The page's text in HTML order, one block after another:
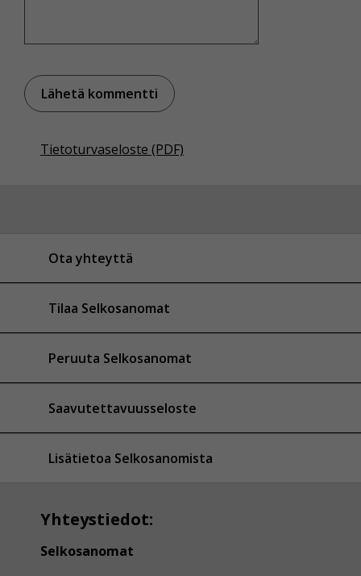
Tietoturvaseloste (PDF)
Ota yhteyttä
Tilaa Selkosanomat
Peruuta Selkosanomat
Saavutettavuusseloste
Lisätietoa Selkosanomista
Yhteystiedot:
Selkosanomat